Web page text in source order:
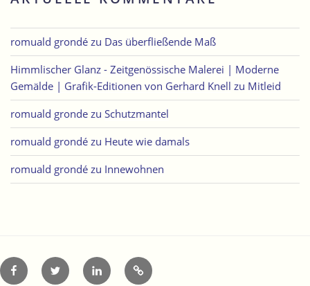
romuald grondé zu Das überfließende Maß
Himmlischer Glanz - Zeitgenössische Malerei | Moderne
Gemälde | Grafik-Editionen von Gerhard Knell zu Mitleid
romuald gronde zu Schutzmantel
romuald grondé zu Heute wie damals
romuald grondé zu Innewohnen
FacebookTwitter LinkedInXing